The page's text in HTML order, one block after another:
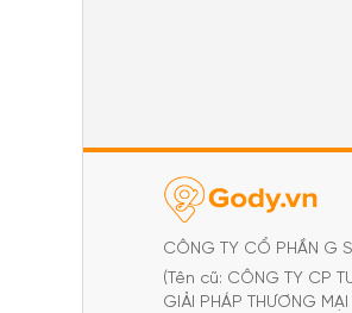
CÔNG TY CỔ PHẦN G
(Tên cũ: CÔNG TY CP
GIẢI PHÁP THƯƠNG MẠI